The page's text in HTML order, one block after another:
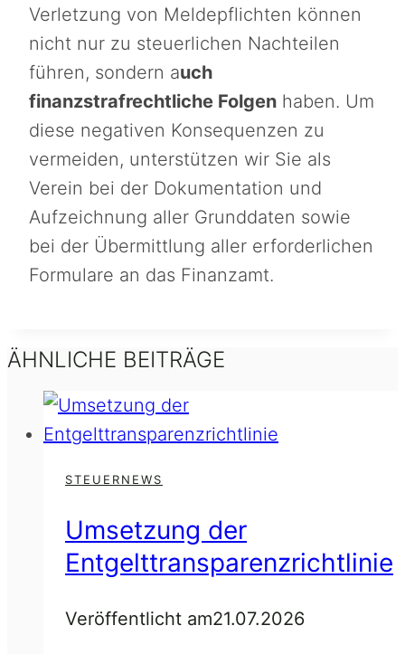
Verletzung von Meldepflichten können
nicht nur zu steuerlichen Nachteilen
führen, sondern auch
finanzstrafrechtliche Folgen haben. Um
diese negativen Konsequenzen zu
vermeiden, unterstützen wir Sie als
Verein bei der Dokumentation und
Aufzeichnung aller Grunddaten sowie
bei der Übermittlung aller erforderlichen
Formulare an das Finanzamt.
ÄHNLICHE BEITRÄGE
STEUERNEWS
Umsetzung der
Entgelttransparenzrichtlinie
Veröffentlicht am21.07.2026